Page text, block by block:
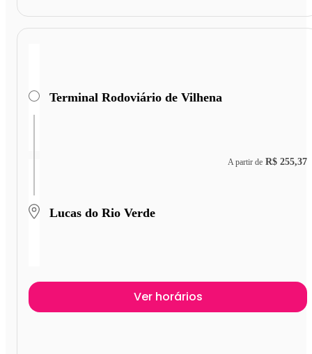
Terminal Rodoviário de Vilhena
Lucas do Rio Verde
A partir de R$ 255,37
Ver horários